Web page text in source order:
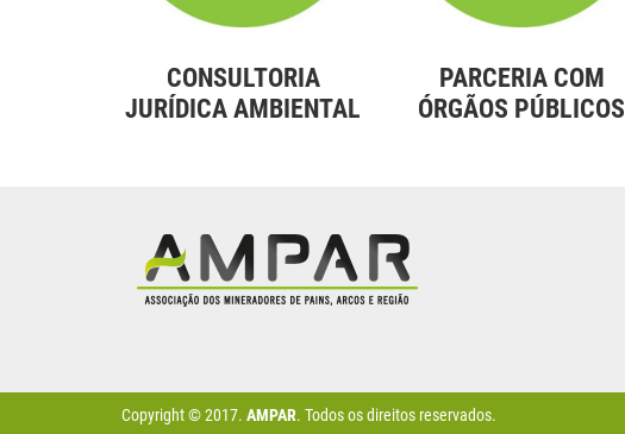
CONSULTORIA
JURÍDICA AMBIENTAL
PARCERIA COM
ÓRGÃOS PÚBLICOS
Copyright © 2017. AMPAR. Todos os direitos reservados.